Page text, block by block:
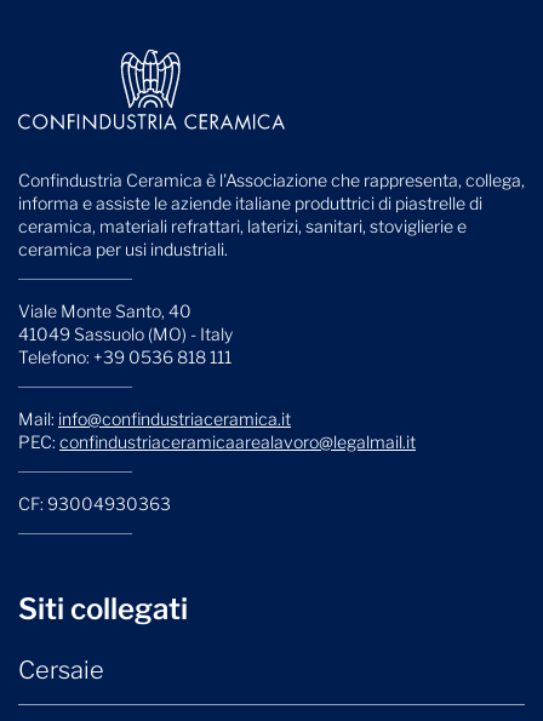
Confindustria Ceramica è l'Associazione che rappresenta, collega,
informa e assiste le aziende italiane produttrici di piastrelle di
ceramica, materiali refrattari, laterizi, sanitari, stoviglierie e
ceramica per usi industriali.
Viale Monte Santo, 40
41049 Sassuolo (MO) - Italy
Telefono: +39 0536 818 111
Mail: info@confindustriaceramica.it
PEC: confindustriaceramicaarealavoro@legalmail.it
CF: 93004930363
Siti collegati
Cersaie